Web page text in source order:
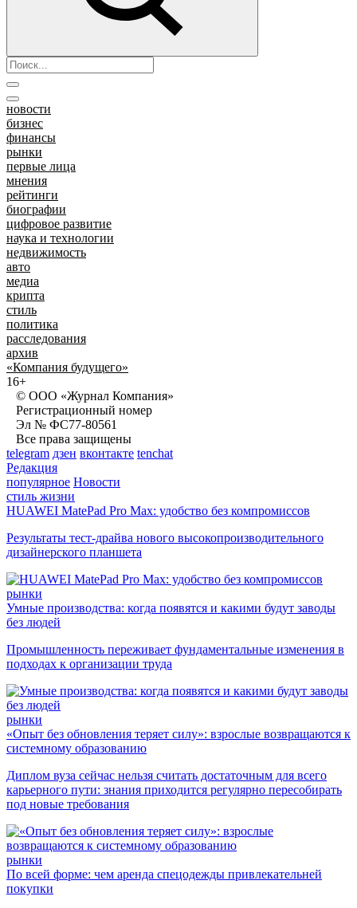
новости
бизнес
финансы
рынки
первые лица
мнения
рейтинги
биографии
цифровое развитие
наука и технологии
недвижимость
авто
медиа
крипта
стиль
политика
расследования
архив
«Компания будущего»
16+
© ООО «Журнал Компания»
Регистрационный номер
Эл № ФС77-80561
Все права защищены
telegram дзен вконтакте tenchat
Редакция
популярное Новости
стиль жизни
HUAWEI MatePad Pro Max: удобство без компромиссов
Результаты тест-драйва нового высокопроизводительного
дизайнерского планшета
рынки
Умные производства: когда появятся и какими будут заводы
без людей
Промышленность переживает фундаментальные изменения в
подходах к организации труда
рынки
«Опыт без обновления теряет силу»: взрослые возвращаются к
системному образованию
Диплом вуза сейчас нельзя считать достаточным для всего
карьерного пути: знания приходится регулярно пересобирать
под новые требования
рынки
По всей форме: чем аренда спецодежды привлекательней
покупки